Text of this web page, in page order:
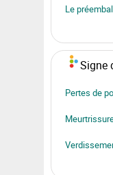
Le
Signe
Pertes de